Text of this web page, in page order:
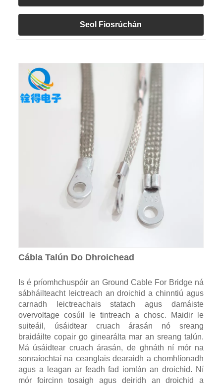
Seol Fiosrúchán
Cábla Talún Do Dhroichead
Is é príomhchuspóir an Ground Cable For Bridge ná
sábháilteacht leictreach an droichid a chinntiú agus
carnadh leictreachais statach agus damáiste
overvoltage cosúil le tintreach a chosc. Maidir le
suiteáil, úsáidtear cruach árasán nó sreang
braidáilte copair go ginearálta mar an sreang talún.
Má úsáidtear cruach árasán, de ghnáth ní mór na
sonraíochtaí na ceanglais dearaidh a chomhlíonadh
agus a leagan ar feadh fad iomlán an droichid. Ní
mór foircinn tosaigh agus deiridh an droichid a